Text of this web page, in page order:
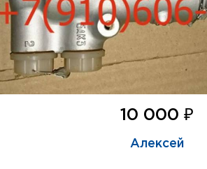
10 000 ₽
Алексей